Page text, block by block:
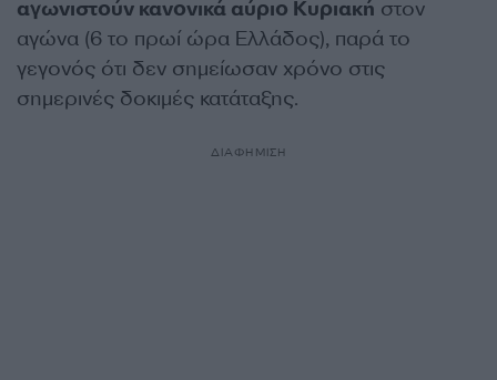
αγωνιστούν κανονικά αύριο Κυριακή στον
αγώνα (6 το πρωί ώρα Ελλάδος), παρά το
γεγονός ότι δεν σημείωσαν χρόνο στις
σημερινές δοκιμές κατάταξης.
ΔΙΑΦΗΜΙΣΗ